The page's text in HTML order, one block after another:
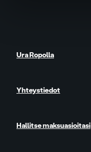
Ura Ropolla
Yhteystiedot
Hallitse maksuasioitasi